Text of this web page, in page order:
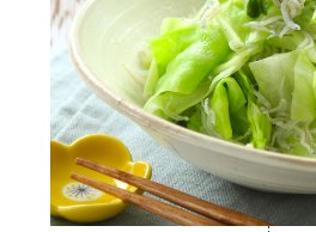
時短（調理時間10分以下）
お弁当
お祝い
あえるハコネーゼジェノベ
あえるハコネーゼペペロン
あえるハコネーゼたらこク